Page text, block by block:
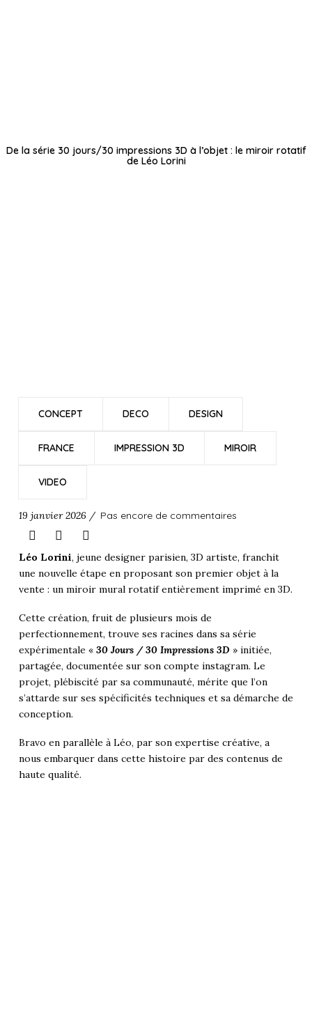
De la série 30 jours/30 impressions 3D à l’objet : le miroir rotatif
de Léo Lorini
CONCEPT DECO DESIGN
FRANCE IMPRESSION 3D MIROIR
VIDEO
19 janvier 2026 / Pas encore de commentaires
Léo Lorini, jeune designer parisien, 3D artiste, franchit
une nouvelle étape en proposant son premier objet à la
vente : un miroir mural rotatif entièrement imprimé en 3D.
Cette création, fruit de plusieurs mois de
perfectionnement, trouve ses racines dans sa série
expérimentale « 30 Jours / 30 Impressions 3D» initiée,
partagée, documentée sur son compte instagram. Le
projet, plébiscité par sa communauté, mérite que l’on
s’attarde sur ses spécificités techniques et sa démarche de
conception.
Bravo en parallèle à Léo, par son expertise créative, a
nous embarquer dans cette histoire par des contenus de
haute qualité.